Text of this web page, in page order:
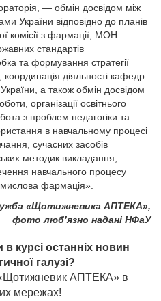
— обмін досвідом між
України відповідно до планів
комісії з фармації, МОН
стандартів
та формування стратегії
діяльності кафедр
а також обмін досвідом
організації освітнього
з проблем педагогіки та
в навчальному процесі
сучасних засобів
методик викладання;
навчального процесу
фармація».
«Щотижневика АПТЕКА»,
фото люб’язно надані НФаУ
курсі останніх новин
галузі?
«Щотижневик АПТЕКА» в
мережах!